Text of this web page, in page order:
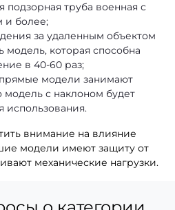
подзорная труба военная с
и более;
за удаленным объектом
модель, которая способна
в 40-60 раз;
модели занимают
модель с наклоном будет
использования.
внимание на влияние
модели имеют защиту от
механические нагрузки.